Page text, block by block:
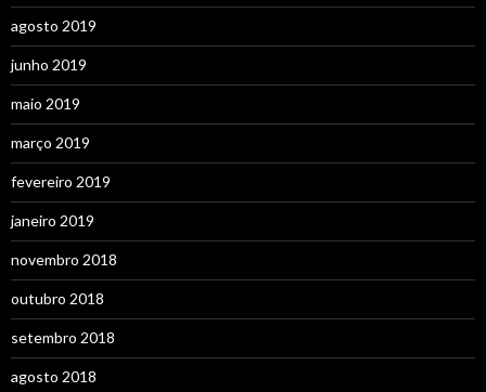
agosto 2019
junho 2019
maio 2019
março 2019
fevereiro 2019
janeiro 2019
novembro 2018
outubro 2018
setembro 2018
agosto 2018